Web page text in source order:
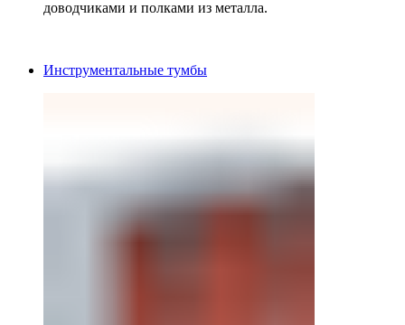
доводчиками и полками из металла.
Инструментальные тумбы